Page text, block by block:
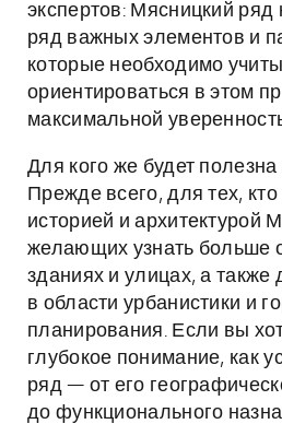
экспертов: Мясницкий ряд
ряд важных элементов и
которые необходимо
ориентироваться в этом
максимальной
Для кого же будет полезна
Прежде всего, для тех, кто
историей и архитектурой
желающих узнать больше
зданиях и улицах, а также
в области урбанистики и
планирования. Если вы
глубокое понимание, как
ряд — от его
до функционального